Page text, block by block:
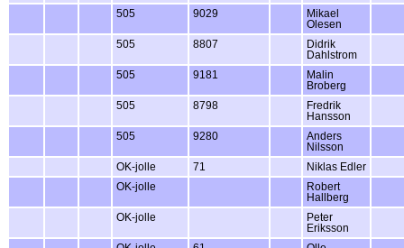
505
9029
Mikael
Olesen
505
8807
Didrik
Dahlstrom
505
9181
Malin
Broberg
505
8798
Fredrik
Hansson
505
9280
Anders
Nilsson
OK-jolle
71
Niklas Edler
OK-jolle
Robert
Hallberg
OK-jolle
Peter
Eriksson